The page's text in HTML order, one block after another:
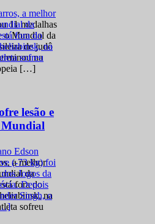
11 medalhas
o Mundial da
de judô
na
[…]
lesão e
Mundial
a melhor
da
fora do
na
sofreu